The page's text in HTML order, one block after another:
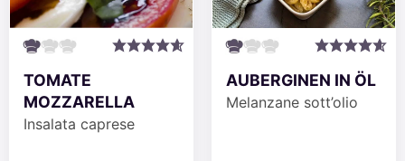
TOMATE
MOZZARELLA
Insalata caprese
AUBERGINEN IN ÖL
Melanzane sott’olio